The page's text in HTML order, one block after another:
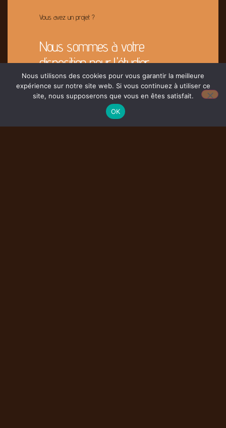
Vous avez un projet ?
Nous sommes à votre
disposition pour l'étudier
Contacter Nous
Nous utilisons des cookies pour vous garantir la meilleure
expérience sur notre site web. Si vous continuez à utiliser ce
site, nous supposerons que vous en êtes satisfait.
OK